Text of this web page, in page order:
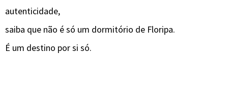
autenticidade,
saiba que não é só um dormitório de Floripa.
É um destino por si só.